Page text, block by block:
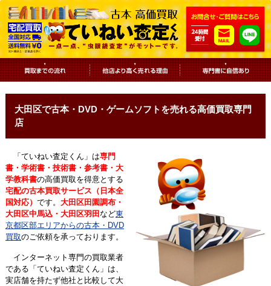
大田区で古本・DVD・ゲームソフトを売れる高価買取専門
店
「ていねい査定くん」は専門
書・学術書・技術書・参考書・大
学教科書の高価買取を得意とする
宅配の古本買取サービス（日本全
国対応） です。 大田区田園調布・
大田区中馬込・大田区羽田 など東
京都区部エリアからの古本・DVD
買取のご依頼を承っております。
インターネット専門の買取業者
である「ていねい査定くん」は、
実店舗を持たず他社と比較して大